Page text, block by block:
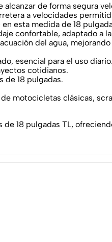
de forma segura
a velocidades
en esta medida de 18
confortable, adaptado a
del agua,
esencial para el uso diario.
cotidianos.
de 18 pulgadas.
motocicletas clásicas,
18 pulgadas TL,